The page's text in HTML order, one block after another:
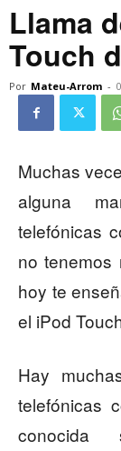
Llama
Touch
Por Mateu-Arrom -
Muchas
alguna
telefónicas
no tenemos
hoy te
el iPod
Hay
telefónicas